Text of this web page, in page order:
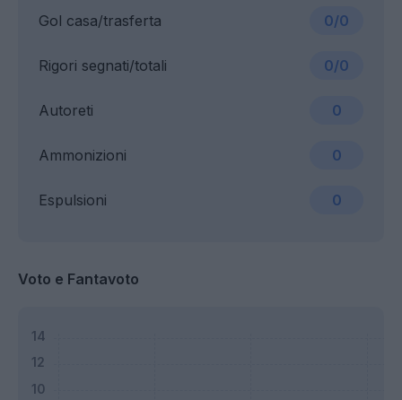
Gol casa/trasferta 0/0
Ammonizioni 0
Rigori segnati/totali 0/0
Espulsioni 0
Autoreti 0
Voto e Fantavoto